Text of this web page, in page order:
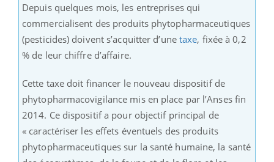
Depuis quelques mois, les entreprises qui
commercialisent des produits phytopharmaceutiques
(pesticides) doivent s’acquitter d’une taxe, fixée à 0,2
% de leur chiffre d’affaire.
Cette taxe doit financer le nouveau dispositif de
phytopharmacovigilance mis en place par l’Anses fin
2014. Ce dispositif a pour objectif principal de
« caractériser les effets éventuels des produits
phytopharmaceutiques sur la santé humaine, la santé